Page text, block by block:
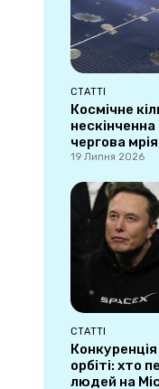
СТАТТІ
Космічне
чергова
19 Липня 2026
СТАТТІ
орбіті: хто
людей на